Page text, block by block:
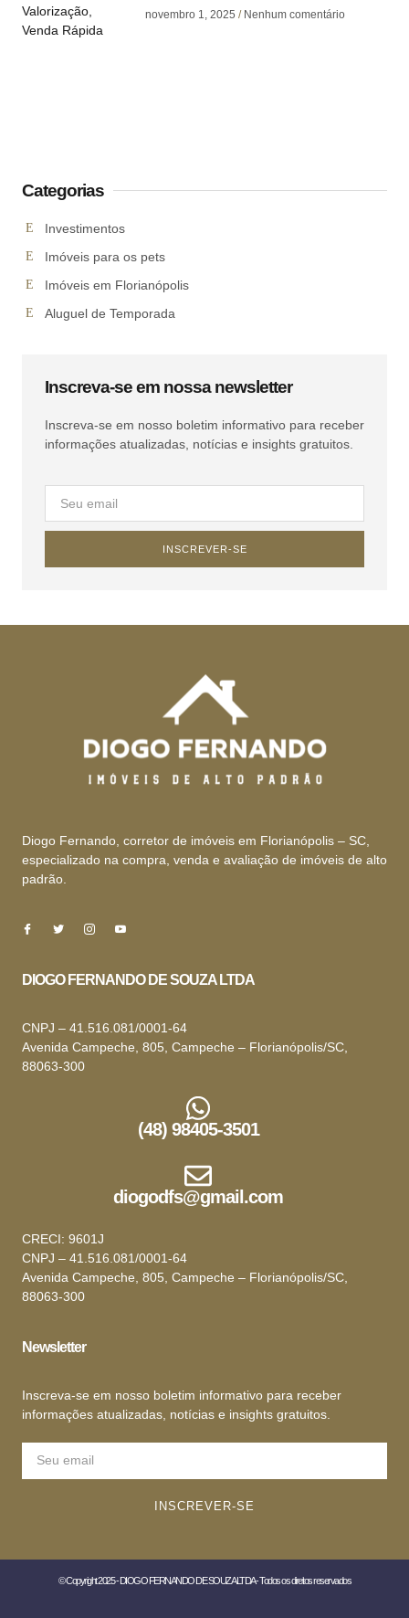
novembro 1, 2025 Nenhum comentário
Categorias
Investimentos
Imóveis para os pets
Imóveis em Florianópolis
Aluguel de Temporada
Inscreva-se em nossa newsletter
Inscreva-se em nosso boletim informativo para receber
informações atualizadas, notícias e insights gratuitos.
INSCREVER-SE
Diogo Fernando, corretor de imóveis em Florianópolis – SC,
especializado na compra, venda e avaliação de imóveis de alto
padrão.
DIOGO FERNANDO DE SOUZA LTDA
CNPJ – 41.516.081/0001-64
Avenida Campeche, 805, Campeche – Florianópolis/SC,
88063-300
(48) 98405-3501
diogodfs@gmail.com
CRECI: 9601J
CNPJ – 41.516.081/0001-64
Avenida Campeche, 805, Campeche – Florianópolis/SC,
88063-300
Newsletter
Inscreva-se em nosso boletim informativo para receber
informações atualizadas, notícias e insights gratuitos.
INSCREVER-SE
© Copyright 2025 - DIOGO FERNANDO DE SOUZA LTDA - Todos os direitos reservados